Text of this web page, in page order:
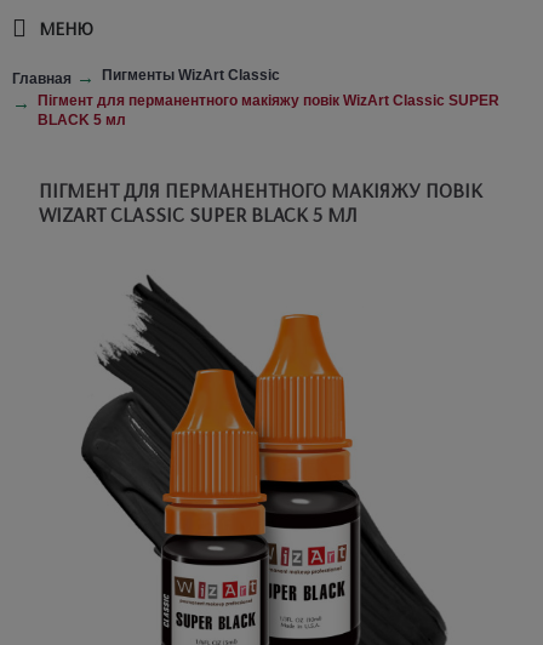
МЕНЮ
Главная
Пигменты WizArt Classic
Пігмент для перманентного макіяжу повік WizArt Classic SUPER
BLACK 5 мл
ПІГМЕНТ ДЛЯ ПЕРМАНЕНТНОГО МАКІЯЖУ ПОВІК
WIZART CLASSIC SUPER BLACK 5 МЛ